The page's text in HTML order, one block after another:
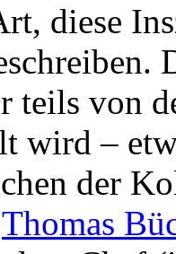
diese
teils von
wird –
der
Thomas